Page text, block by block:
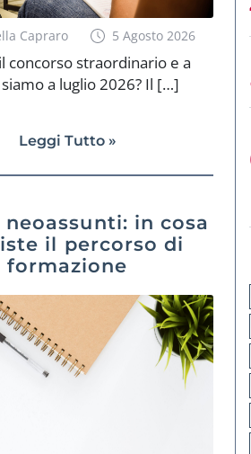
Capraro 5 Agosto 2026
il concorso straordinario e a
a luglio 2026? Il […]
Leggi Tutto »
neoassunti: in cosa
il percorso di
formazione